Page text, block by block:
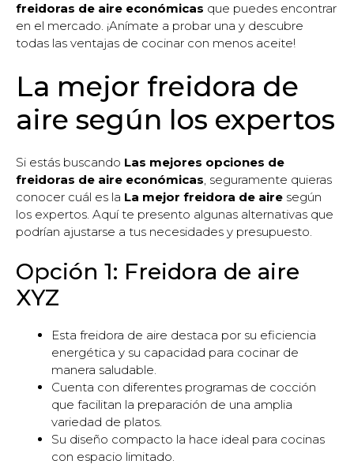
freidoras de aire económicas que puedes encontrar
en el mercado. ¡Anímate a probar una y descubre
todas las ventajas de cocinar con menos aceite!
La mejor freidora de
aire según los expertos
Si estás buscando Las mejores opciones de
freidoras de aire económicas, seguramente quieras
conocer cuál es la La mejor freidora de aire según
los expertos. Aquí te presento algunas alternativas que
podrían ajustarse a tus necesidades y presupuesto.
Opción 1: Freidora de aire
XYZ
Esta freidora de aire destaca por su eficiencia
energética y su capacidad para cocinar de
manera saludable.
Cuenta con diferentes programas de cocción
que facilitan la preparación de una amplia
variedad de platos.
Su diseño compacto la hace ideal para cocinas
con espacio limitado.